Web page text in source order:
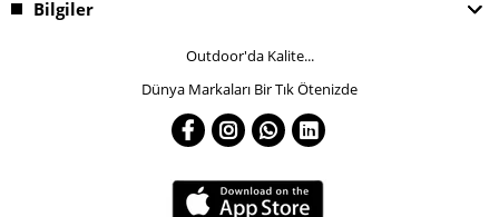
Bilgiler
Outdoor'da Kalite...
Dünya Markaları Bir Tık Ötenizde